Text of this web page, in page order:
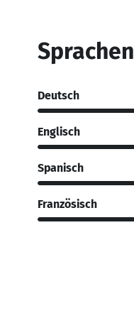
Sprachen
Deutsch
Englisch
Spanisch
Französisch